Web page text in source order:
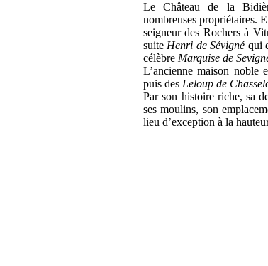
Le Château de la
nombreuses propriétaires.
seigneur des Rochers à
suite Henri de Sévignéqui
célèbre Marquise de
L’ancienne maison noble
puis des Leloup de
Par son histoire riche, sa
ses moulins, son
lieu d’exception à la